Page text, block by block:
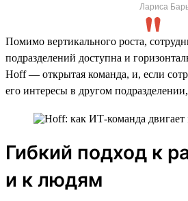
Лариса
Помимо вертикального роста,
подразделений доступна и
Hoff — открытая команда, и, если
его интересы в другом
Гибкий подход к
и к людям